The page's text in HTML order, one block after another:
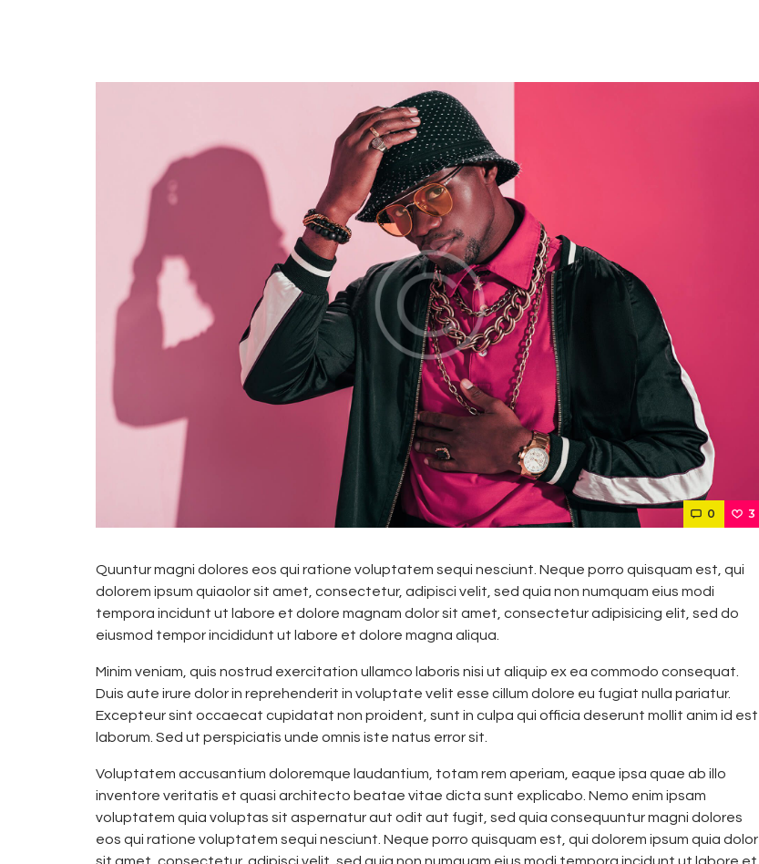
0 3
Quuntur magni dolores eos qui ratione voluptatem sequi nesciunt. Neque porro quisquam est, qui
dolorem ipsum quiaolor sit amet, consectetur, adipisci velit, sed quia non numquam eius modi
tempora incidunt ut labore et dolore magnam dolor sit amet, consectetur adipisicing elit, sed do
eiusmod tempor incididunt ut labore et dolore magna aliqua.
Minim veniam, quis nostrud exercitation ullamco laboris nisi ut aliquip ex ea commodo consequat.
Duis aute irure dolor in reprehenderit in voluptate velit esse cillum dolore eu fugiat nulla pariatur.
Excepteur sint occaecat cupidatat non proident, sunt in culpa qui officia deserunt mollit anim id est
laborum. Sed ut perspiciatis unde omnis iste natus error sit.
Voluptatem accusantium doloremque laudantium, totam rem aperiam, eaque ipsa quae ab illo
inventore veritatis et quasi architecto beatae vitae dicta sunt explicabo. Nemo enim ipsam
voluptatem quia voluptas sit aspernatur aut odit aut fugit, sed quia consequuntur magni dolores
eos qui ratione voluptatem sequi nesciunt. Neque porro quisquam est, qui dolorem ipsum quia dolor